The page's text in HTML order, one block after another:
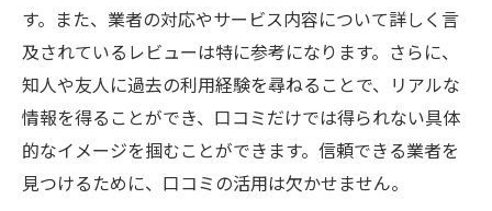
茨城県内での不用品回収の流れと手続き
ベッド処分に必要な準備と手順
茨城県の不用品回収サービスを利用する際
の注意点
初心者向けの不用品回収業者選びのコツ
初めての回収体験をスムーズにするための
す。また、業者の対応やサービス内容について詳しく言
及されているレビューは特に参考になります。さらに、
知人や友人に過去の利用経験を尋ねることで、リアルな
情報を得ることができ、口コミだけでは得られない具体
的なイメージを掴むことができます。信頼できる業者を
見つけるために、口コミの活用は欠かせません。